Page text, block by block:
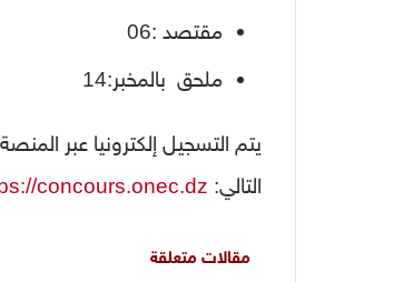
مقتصد :06
ملحق بالمخبر:14
يتم التسجيل إلكترونيا عبر
التالي: concours.onec.dz
مقالات متعلقة